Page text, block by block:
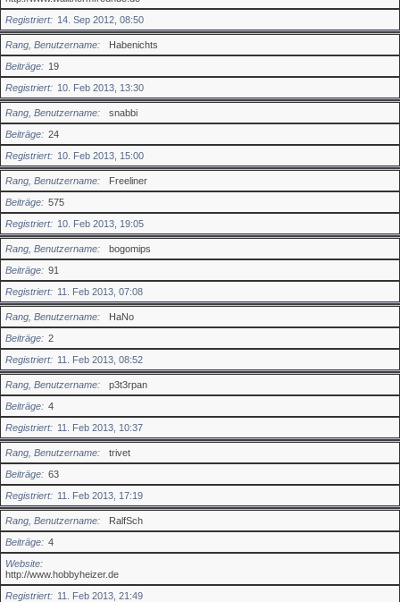
Registriert
14. Sep 2012, 08:50
Rang, Benutzername
Habenichts
Beiträge
19
Registriert
10. Feb 2013, 13:30
Rang, Benutzername
snabbi
Beiträge
24
Registriert
10. Feb 2013, 15:00
Rang, Benutzername
Freeliner
Beiträge
575
Registriert
10. Feb 2013, 19:05
Rang, Benutzername
bogomips
Beiträge
91
Registriert
11. Feb 2013, 07:08
Rang, Benutzername
HaNo
Beiträge
2
Registriert
11. Feb 2013, 08:52
Rang, Benutzername
p3t3rpan
Beiträge
4
Registriert
11. Feb 2013, 10:37
Rang, Benutzername
trivet
Beiträge
63
Registriert
11. Feb 2013, 17:19
Rang, Benutzername
RalfSch
Beiträge
4
Website
http://www.hobbyheizer.de
Registriert
11. Feb 2013, 21:49